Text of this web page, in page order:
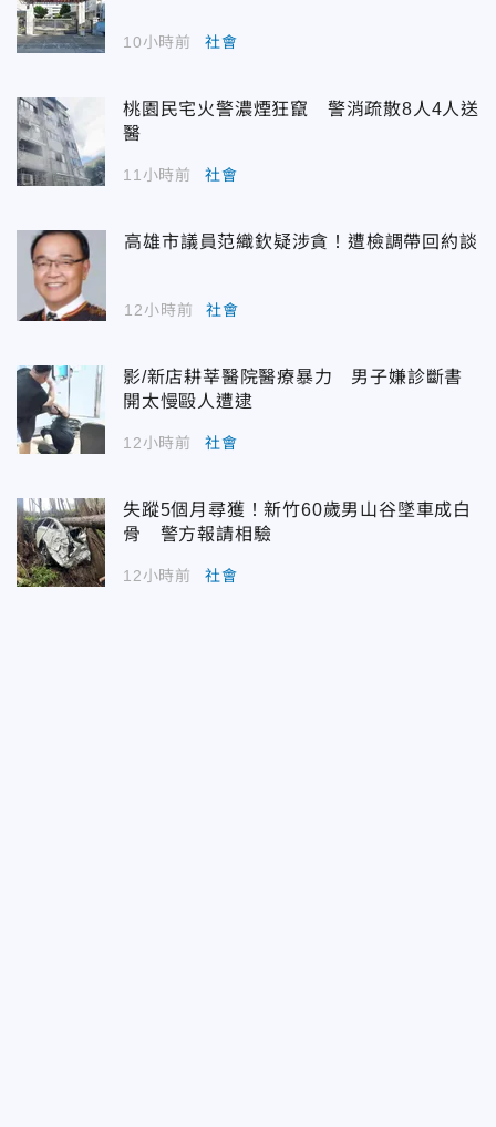
10小時前 社會
桃園民宅火警濃煙狂竄 警消疏散8人4人送
醫
11小時前 社會
高雄市議員范織欽疑涉貪！遭檢調帶回約談
12小時前 社會
影/新店耕莘醫院醫療暴力 男子嫌診斷書
開太慢毆人遭逮
12小時前 社會
失蹤5個月尋獲！新竹60歲男山谷墜車成白
骨 警方報請相驗
12小時前 社會